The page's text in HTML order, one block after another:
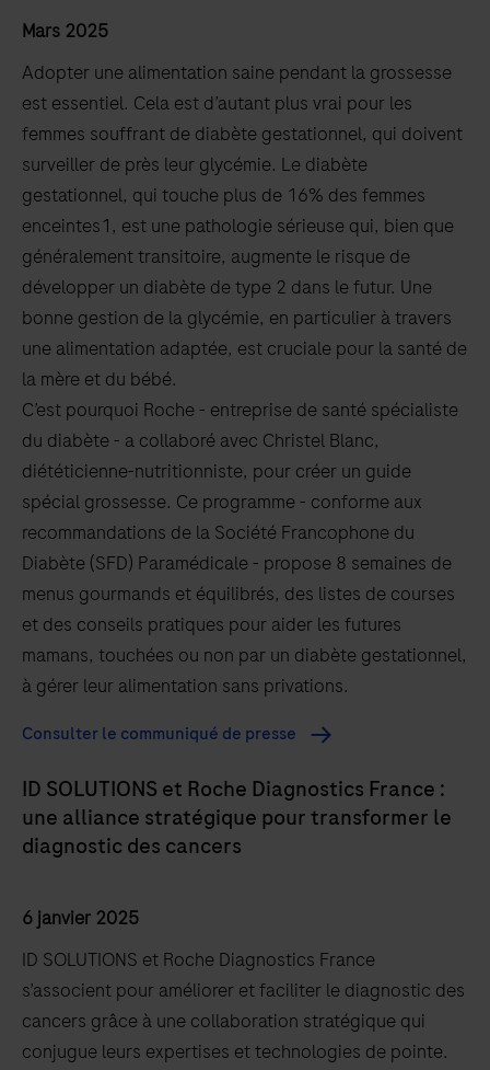
Mars 2025
Adopter une alimentation saine pendant la grossesse
est essentiel. Cela est d’autant plus vrai pour les
femmes souffrant de diabète gestationnel, qui doivent
surveiller de près leur glycémie. Le diabète
gestationnel, qui touche plus de 16% des femmes
enceintes1, est une pathologie sérieuse qui, bien que
généralement transitoire, augmente le risque de
développer un diabète de type 2 dans le futur. Une
bonne gestion de la glycémie, en particulier à travers
une alimentation adaptée, est cruciale pour la santé de
la mère et du bébé.
C’est pourquoi Roche - entreprise de santé spécialiste
du diabète - a collaboré avec Christel Blanc,
diététicienne-nutritionniste, pour créer un guide
spécial grossesse. Ce programme - conforme aux
recommandations de la Société Francophone du
Diabète (SFD) Paramédicale - propose 8 semaines de
menus gourmands et équilibrés, des listes de courses
et des conseils pratiques pour aider les futures
mamans, touchées ou non par un diabète gestationnel,
à gérer leur alimentation sans privations.
Consulter le communiqué de presse
ID SOLUTIONS et Roche Diagnostics France :
une alliance stratégique pour transformer le
diagnostic des cancers
6 janvier 2025
ID SOLUTIONS et Roche Diagnostics France
s’associent pour améliorer et faciliter le diagnostic des
cancers grâce à une collaboration stratégique qui
conjugue leurs expertises et technologies de pointe.